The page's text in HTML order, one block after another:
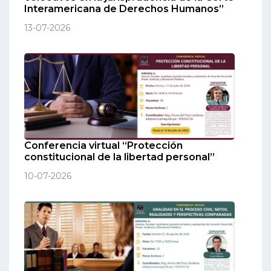
Interamericana de Derechos Humanos”
13-07-2026
Conferencia virtual “Protección
constitucional de la libertad personal”
10-07-2026